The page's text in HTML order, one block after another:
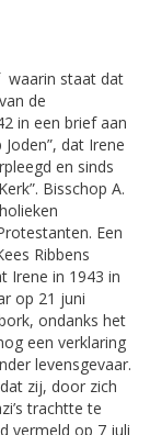
waarin staat dat
de
in een brief aan
dat Irene
en sinds
Bisschop A.
Een
Ribbens
Irene in 1943 in
op 21 juni
ondanks het
een verklaring
levensgevaar.
zij, door zich
trachtte te
vermeld op 7 juli